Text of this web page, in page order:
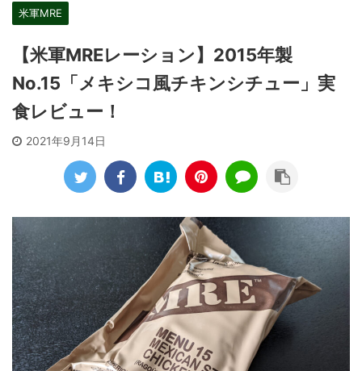
米軍MRE
【米軍MREレーション】2015年製
No.15「メキシコ風チキンシチュー」実
食レビュー！
2021年9月14日